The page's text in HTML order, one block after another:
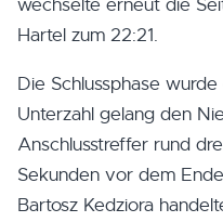
wechselte erneut die
Hartel zum 22:21.
Die Schlussphase
Unterzahl gelang den
Anschlusstreffer rund
Sekunden vor dem
Bartosz Kedziora